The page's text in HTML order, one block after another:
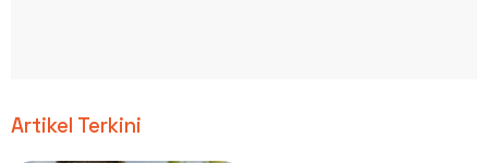
Artikel Terkini